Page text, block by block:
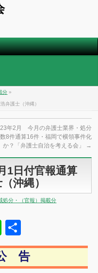
分 »
弁護士（沖縄）
年2月 今月の弁護士業界・処分
8件通算16件・福岡で横領事件化
か？「弁護士自治を考える会」
→
1日付官報通算
沖縄）
処分・（官報）掲載分
Line
有
告